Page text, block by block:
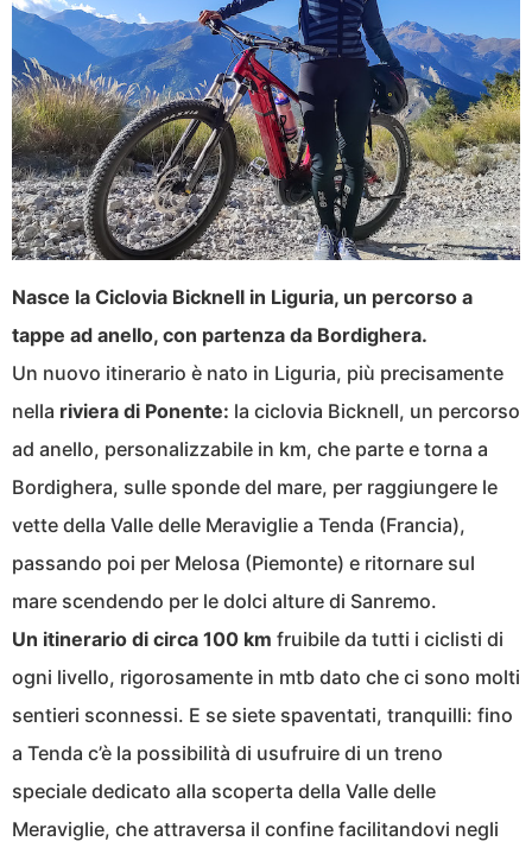
Nasce la Ciclovia Bicknell in Liguria, un percorso a
tappe ad anello, con partenza da Bordighera.
Un nuovo itinerario è nato in Liguria, più precisamente
nella riviera di Ponente: la ciclovia Bicknell, un percorso
ad anello, personalizzabile in km, che parte e torna a
Bordighera, sulle sponde del mare, per raggiungere le
vette della Valle delle Meraviglie a Tenda (Francia),
passando poi per Melosa (Piemonte) e ritornare sul
mare scendendo per le dolci alture di Sanremo.
Un itinerario di circa 100 km fruibile da tutti i ciclisti di
ogni livello, rigorosamente in mtb dato che ci sono molti
sentieri sconnessi. E se siete spaventati, tranquilli: fino
a Tenda c’è la possibilità di usufruire di un treno
speciale dedicato alla scoperta della Valle delle
Meraviglie, che attraversa il confine facilitandovi negli